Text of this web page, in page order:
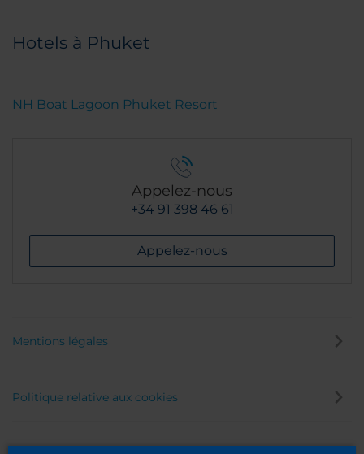
Hotels à Phuket
NH Boat Lagoon Phuket Resort
Appelez-nous
+34 91 398 46 61
Appelez-nous
Mentions légales
Politique relative aux cookies